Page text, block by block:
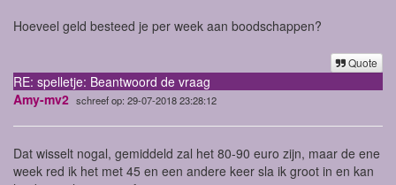
Hoeveel geld besteed je per week aan boodschappen?
Quote
RE: spelletje: Beantwoord de vraag
Amy-mv2 schreef op: 29-07-2018 23:28:12
Dat wisselt nogal, gemiddeld zal het 80-90 euro zijn, maar de ene
week red ik het met 45 en een andere keer sla ik groot in en kan